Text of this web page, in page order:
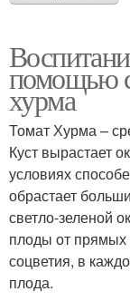
помощью
хурма
Томат Хурма –
Куст вырастает
условиях
обрастает
светло-зеленой
плоды от прямых
соцветия, в
плода.